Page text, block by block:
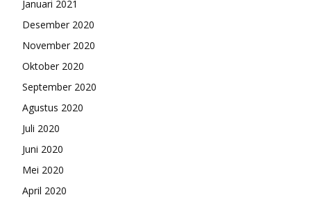
Januari 2021
Desember 2020
November 2020
Oktober 2020
September 2020
Agustus 2020
Juli 2020
Juni 2020
Mei 2020
April 2020